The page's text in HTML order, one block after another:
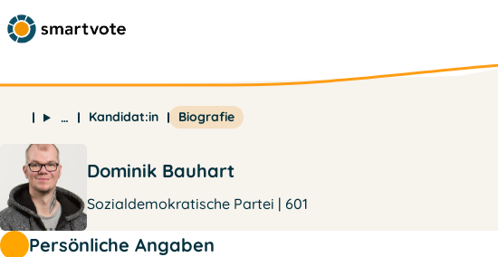
… Kandidat:in Biografie
Dominik Bauhart
Sozialdemokratische Partei | 601
Persönliche Angaben